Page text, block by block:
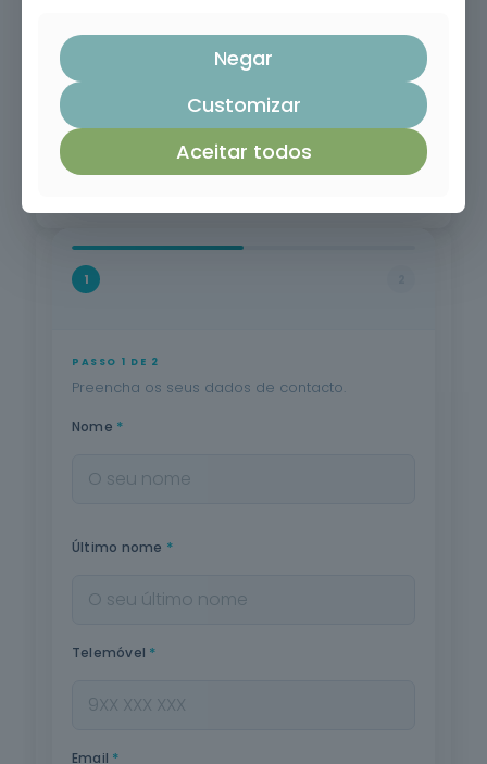
1
PASSO 1 DE 2
Preencha os seus dados de contacto.
Nome *
Último nome *
Telemóvel *
Email *
Negar
Customizar
Aceitar todos